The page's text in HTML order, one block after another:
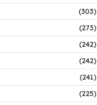
(303)
(273)
(242)
(242)
(241)
(225)